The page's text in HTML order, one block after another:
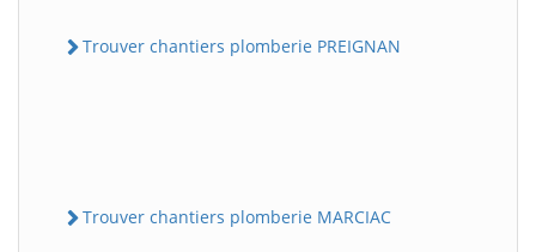
Trouver chantiers plomberie PREIGNAN
Trouver chantiers plomberie MARCIAC